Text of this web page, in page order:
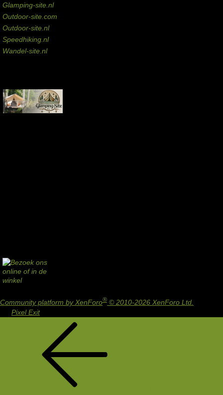
Glamping-site.nl
Outdoor-site.com
Outdoor-site.nl
Speedhiking.nl
Wandel-site.nl
Community platform by XenForo® © 2010-2026 XenForo Ltd.
Pixel Exit